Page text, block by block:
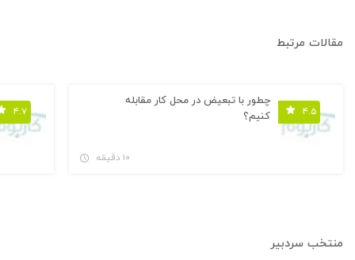
مقالات مرتبط
۴.۵
چطور با تبعیض در محل کار مقابله
کنیم؟
۱۰ دقیقه
۴.۷
منتخب سردبیر